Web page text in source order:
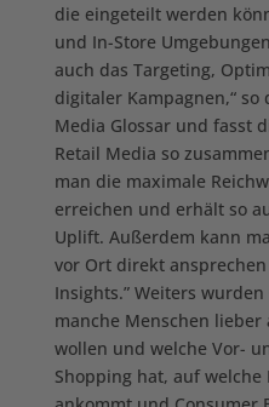
die eingeteilt werden
und In-Store
auch das Targeting,
digitaler Kampagnen,“ so
Media Glossar und fasst
Retail Media so
man die maximale
erreichen und erhält so
Uplift. Außerdem kann
vor Ort direkt
Insights.” Weiters
manche Menschen lieber
wollen und welche Vor-
Shopping hat, auf welche